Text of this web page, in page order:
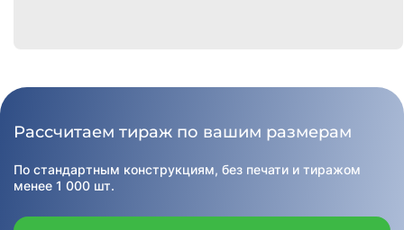
Рассчитаем тираж по вашим размерам
По стандартным конструкциям, без печати и тиражом
менее 1 000 шт.